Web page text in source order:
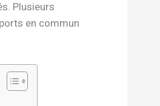
Plusieurs
en commun